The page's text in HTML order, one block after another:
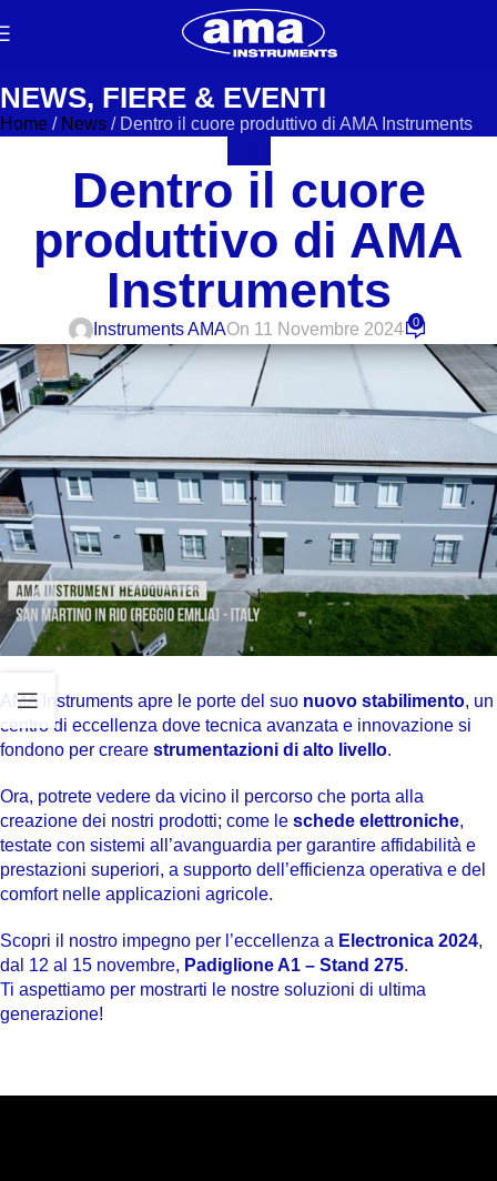
NEWS, FIERE & EVENTI
Home / News / Dentro il cuore produttivo di AMA Instruments
Dentro il cuore
produttivo di AMA
Instruments
Instruments AMAOn 11 Novembre 2024 0
AMA Instruments apre le porte del suo nuovo stabilimento, un
centro di eccellenza dove tecnica avanzata e innovazione si
fondono per creare strumentazioni di alto livello.
Ora, potrete vedere da vicino il percorso che porta alla
creazione dei nostri prodotti; come le schede elettroniche,
testate con sistemi all’avanguardia per garantire affidabilità e
prestazioni superiori, a supporto dell’efficienza operativa e del
comfort nelle applicazioni agricole.
Scopri il nostro impegno per l’eccellenza a Electronica 2024,
dal 12 al 15 novembre, Padiglione A1 – Stand 275.
Ti aspettiamo per mostrarti le nostre soluzioni di ultima
generazione!